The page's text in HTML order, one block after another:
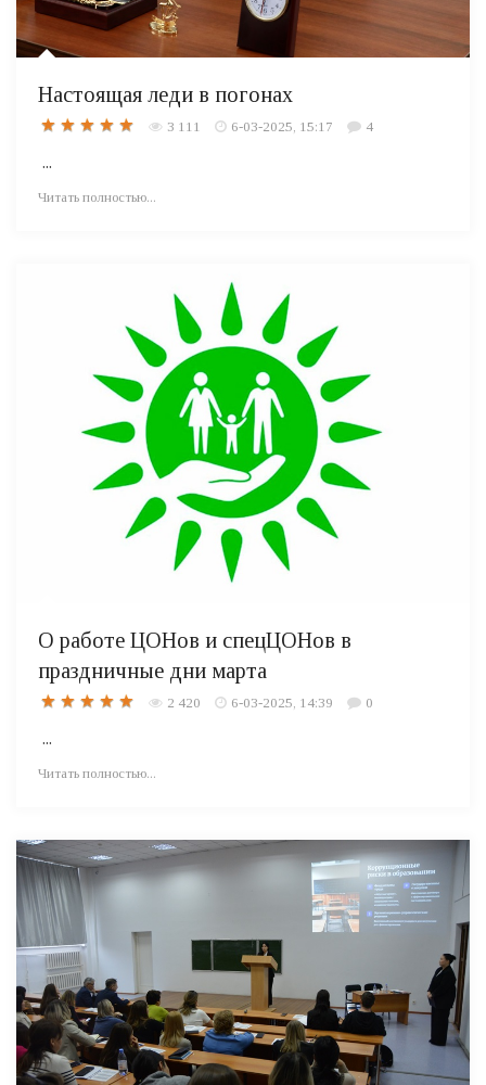
Настоящая леди в погонах
3 111 6-03-2025, 15:17 4
...
Читать полностью...
О работе ЦОНов и спецЦОНов в
праздничные дни марта
2 420 6-03-2025, 14:39 0
...
Читать полностью...